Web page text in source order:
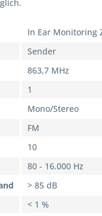
In Ear Monitoring
Sender
863,7 MHz
1
Mono/Stereo
FM
10
80 - 16.000 Hz
> 85 dB
< 1 %